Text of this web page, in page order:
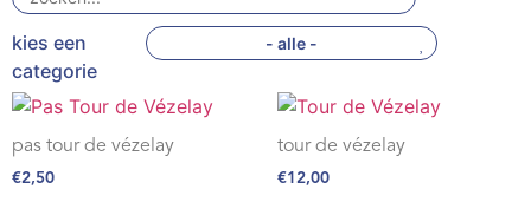
- alle -
pas tour de vézelay
€2,50
tour de vézelay
€12,00